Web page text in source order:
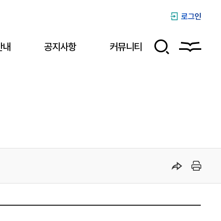
로그인
공지사항 커뮤니티